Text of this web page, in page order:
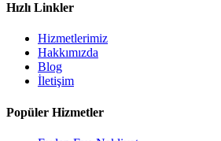
Hızlı Linkler
Hizmetlerimiz
Hakkımızda
Blog
İletişim
Popüler Hizmetler